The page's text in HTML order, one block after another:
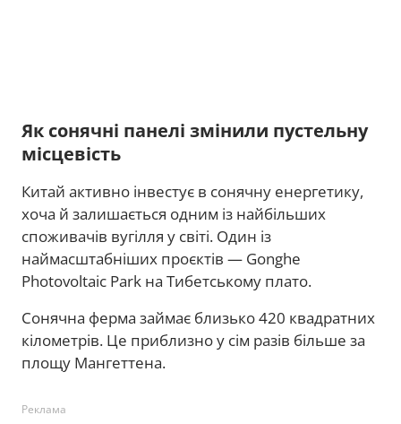
Як сонячні панелі змінили пустельну
місцевість
Китай активно інвестує в сонячну енергетику,
хоча й залишається одним із найбільших
споживачів вугілля у світі. Один із
наймасштабніших проєктів — Gonghe
Photovoltaic Park на Тибетському плато.
Сонячна ферма займає близько 420 квадратних
кілометрів. Це приблизно у сім разів більше за
площу Мангеттена.
Реклама